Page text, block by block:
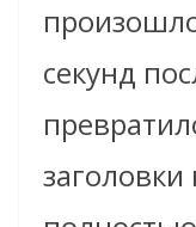
секунд